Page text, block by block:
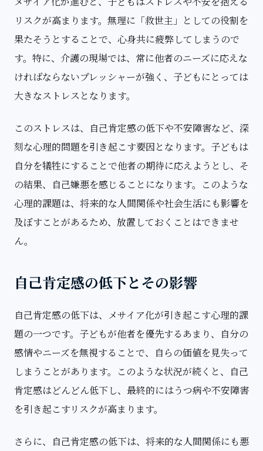
リスクが高まります。無理に「救世主」としての役割を
果たそうとすることで、心身共に疲弊してしまうので
す。特に、介護の現場では、常に他者のニーズに応えな
ければならないプレッシャーが強く、子どもにとっては
大きなストレスとなります。
このストレスは、自己肯定感の低下や不安障害など、深
刻な心理的問題を引き起こす要因となります。子どもは
自分を犠牲にすることで他者の期待に応えようとし、そ
の結果、自己嫌悪を感じることになります。このような
心理的課題は、将来的な人間関係や社会生活にも影響を
及ぼすことがあるため、放置しておくことはできませ
ん。
自己肯定感の低下とその影響
自己肯定感の低下は、メサイア化が引き起こす心理的課
題の一つです。子どもが他者を優先するあまり、自分の
感情やニーズを無視することで、自らの価値を見失って
しまうことがあります。このような状況が続くと、自己
肯定感はどんどん低下し、最終的にはうつ病や不安障害
を引き起こすリスクが高まります。
さらに、自己肯定感の低下は、将来的な人間関係にも悪